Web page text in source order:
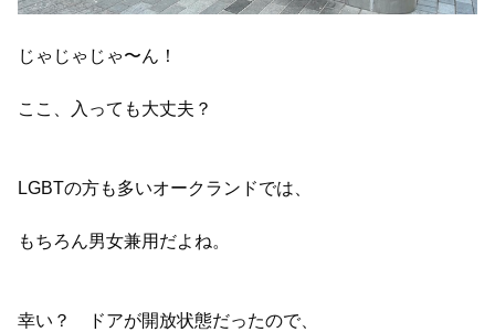
じゃじゃじゃ〜ん！
ここ、入っても大丈夫？
LGBTの方も多いオークランドでは、
もちろん男女兼用だよね。
幸い？ ドアが開放状態だったので、